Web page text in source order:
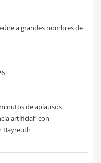
a grandes nombres de
de aplausos
artificial” con
Bayreuth